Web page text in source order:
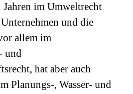
Jahren im Umweltrecht
und die
allem im
und
hat aber auch
Planungs-, Wasser- und